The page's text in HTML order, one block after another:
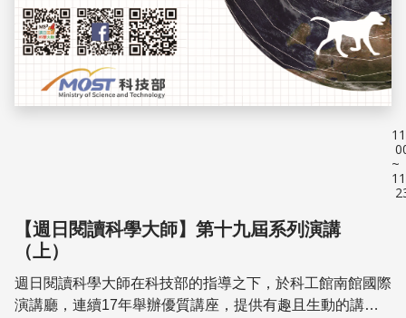
~
【週日閱讀科學大師】第十九屆系列演講
（上）
週日閱讀科學大師在科技部的指導之下，於科工館南館國際
演講廳，連續17年舉辦優質講座，提供有趣且生動的講